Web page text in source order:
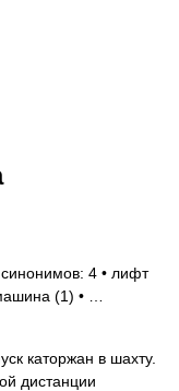
4 • лифт
(1) • …
каторжан в шахту.
дистанции